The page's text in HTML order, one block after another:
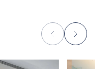
或会要求部分学生修读
额外培训 / 实习 / 公开